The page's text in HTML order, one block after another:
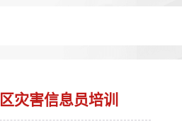
灾害信息员培训